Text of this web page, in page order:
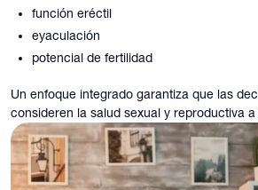
función eréctil
eyaculación
potencial de fertilidad
Un enfoque integrado garantiza que las
consideren la salud sexual y reproductiva